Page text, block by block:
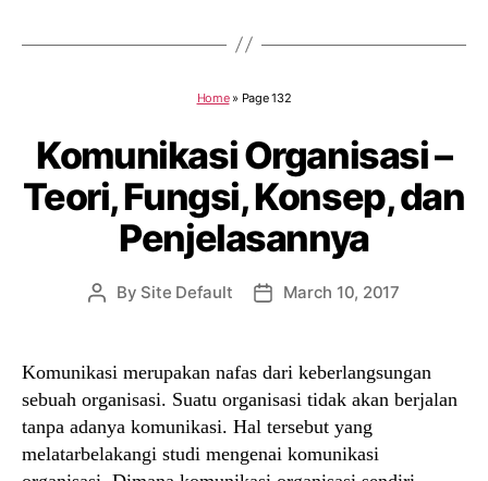
Home» Page 132
Komunikasi Organisasi –
Teori, Fungsi, Konsep, dan
Penjelasannya
Post
By Site Default
PostMarch 10, 2017
Komunikasi merupakan nafas dari keberlangsungan
sebuah organisasi. Suatu organisasi tidak akan berjalan
tanpa adanya komunikasi. Hal tersebut yang
melatarbelakangi studi mengenai komunikasi